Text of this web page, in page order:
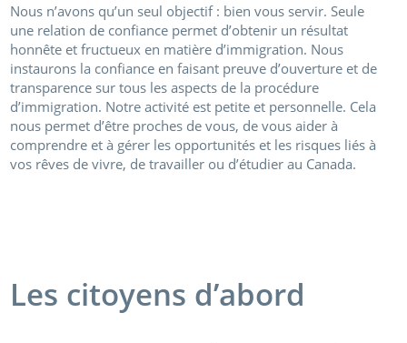
Nous n’avons qu’un seul objectif : bien vous servir. Seule
une relation de confiance permet d’obtenir un résultat
honnête et fructueux en matière d’immigration. Nous
instaurons la confiance en faisant preuve d’ouverture et de
transparence sur tous les aspects de la procédure
d’immigration. Notre activité est petite et personnelle. Cela
nous permet d’être proches de vous, de vous aider à
comprendre et à gérer les opportunités et les risques liés à
vos rêves de vivre, de travailler ou d’étudier au Canada.
Les citoyens d’abord